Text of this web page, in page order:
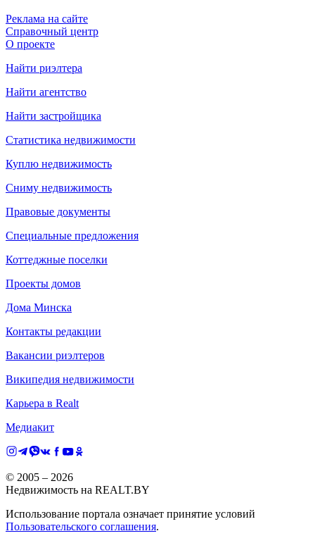
Реклама на сайте
Справочный центр
О проекте
Найти риэлтера
Найти агентство
Найти застройщика
Статистика недвижимости
Куплю недвижимость
Сниму недвижимость
Правовые документы
Специальные предложения
Коттеджные поселки
Проекты домов
Дома Минска
Контакты редакции
Вакансии риэлтеров
Википедия недвижимости
Карьера в Realt
Медиакит
© 2005 – 2026
Недвижимость на REALT.BY
Использование портала означает принятие условий
Пользовательского соглашения.